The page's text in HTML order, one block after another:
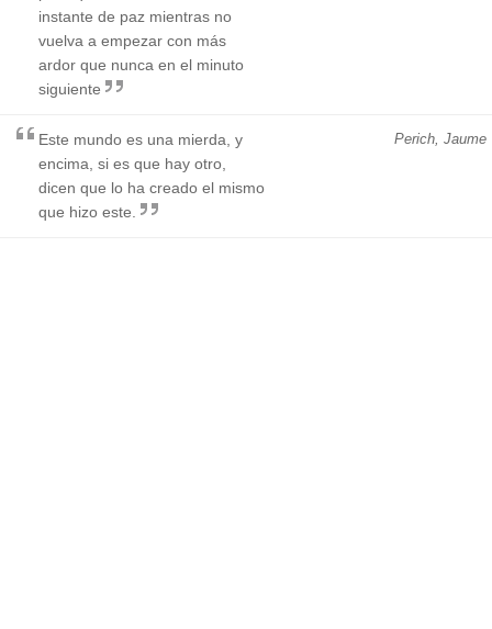
instante de paz mientras no
vuelva a empezar con más
ardor que nunca en el minuto
siguiente
Perich, Jaume
Este mundo es una mierda, y
encima, si es que hay otro,
dicen que lo ha creado el mismo
que hizo este.